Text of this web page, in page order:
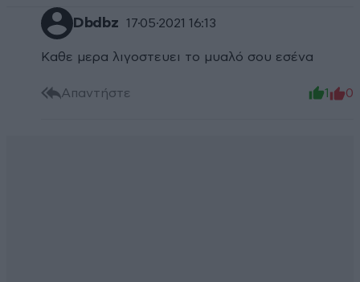
Dbdbz 17·05·2021 16:13
Καθε μερα λιγοστευει το μυαλό σου εσένα
Απαντήστε 1 0